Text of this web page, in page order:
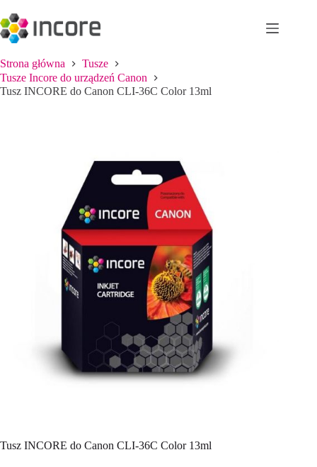
do
treści
Strona główna
Tusze
Tusze Incore do urządzeń Canon
Tusz INCORE do Canon CLI-36C Color 13ml
Tusz INCORE do Canon CLI-36C Color 13ml